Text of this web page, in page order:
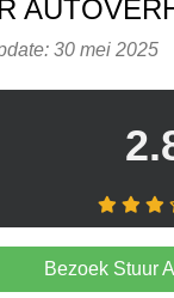
30 mei 2025
Bezoek Stuur